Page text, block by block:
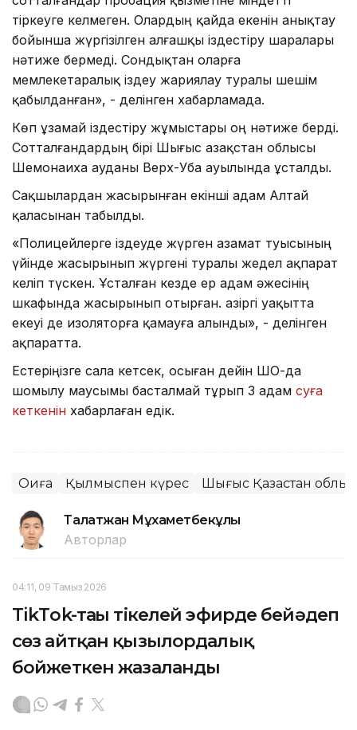
тіркеуге келмеген. Олардың қайда екенін анықтау
бойынша жүргізілген алғашқы іздестіру шаралары
нәтиже бермеді. Сондықтан оларға
мемлекетаралық іздеу жариялау туралы шешім
қабылданған», - делінген хабарламада.
Көп ұзамай іздестіру жұмыстары оң нәтиже берді.
Сотталғандардың бірі Шығыс Қазақстан облысы
Шемонаиха ауданы Верх-Уба ауылында ұсталды.
Сақшылардан жасырынған екінші адам Алтай
қаласынан табылды.
«Полицейлерге іздеуде жүрген азамат туысының
үйінде жасырынып жүргені туралы жедел ақпарат
келіп түскен. Ұсталған кезде ер адам әжесінің
шкафында жасырынып отырған. Қазіргі уақытта
екеуі де изоляторға қамауға алынды», - делінген
ақпаратта.
Естеріңізге сала кетсек, осыған дейін ШҚО-да
шомылу маусымы басталмай тұрып 3 адам суға
кеткенін хабарлаған едік.
Оқиға Қылмыспен күрес Шығыс Қазақстан
Талғатжан Мұхаметбекұлы
Авторлар
04:11, 09 Тамыз 2026
TikТok-тағы тікелей эфирде бейәдеп
сөз айтқан қызылордалық
бойжеткен жазаланды